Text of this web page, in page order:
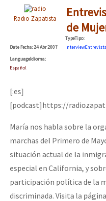
Radio Zapatista
de
DateFecha: 24 Abr 2007
TypeTipo:
InterviewEntrevista
LanguageIdioma:
Español
[:es]
[podcast]https://
María nos habla sobre la
marchas del Primero de
situación actual de la
especial en California, y
participación política de la
discriminada. Visita la